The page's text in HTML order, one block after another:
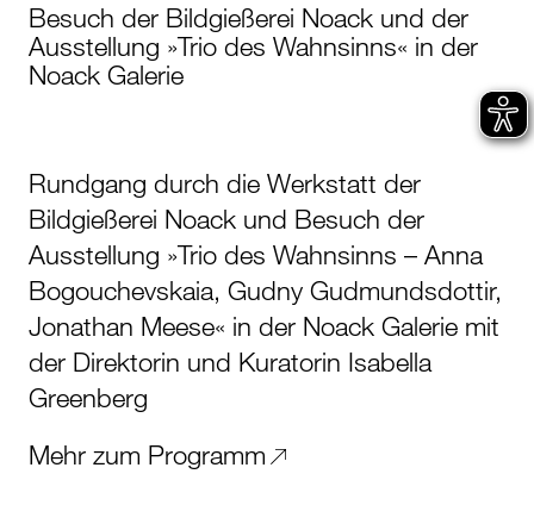
Besuch der Bildgießerei Noack und der
Ausstellung »Trio des Wahnsinns« in der
Noack Galerie
Rundgang durch die Werkstatt der
Bildgießerei Noack und Besuch der
Ausstellung »Trio des Wahnsinns – Anna
Bogouchevskaia, Gudny Gudmundsdottir,
Jonathan Meese« in der Noack Galerie mit
der Direktorin und Kuratorin Isabella
Greenberg
Mehr zum Programm